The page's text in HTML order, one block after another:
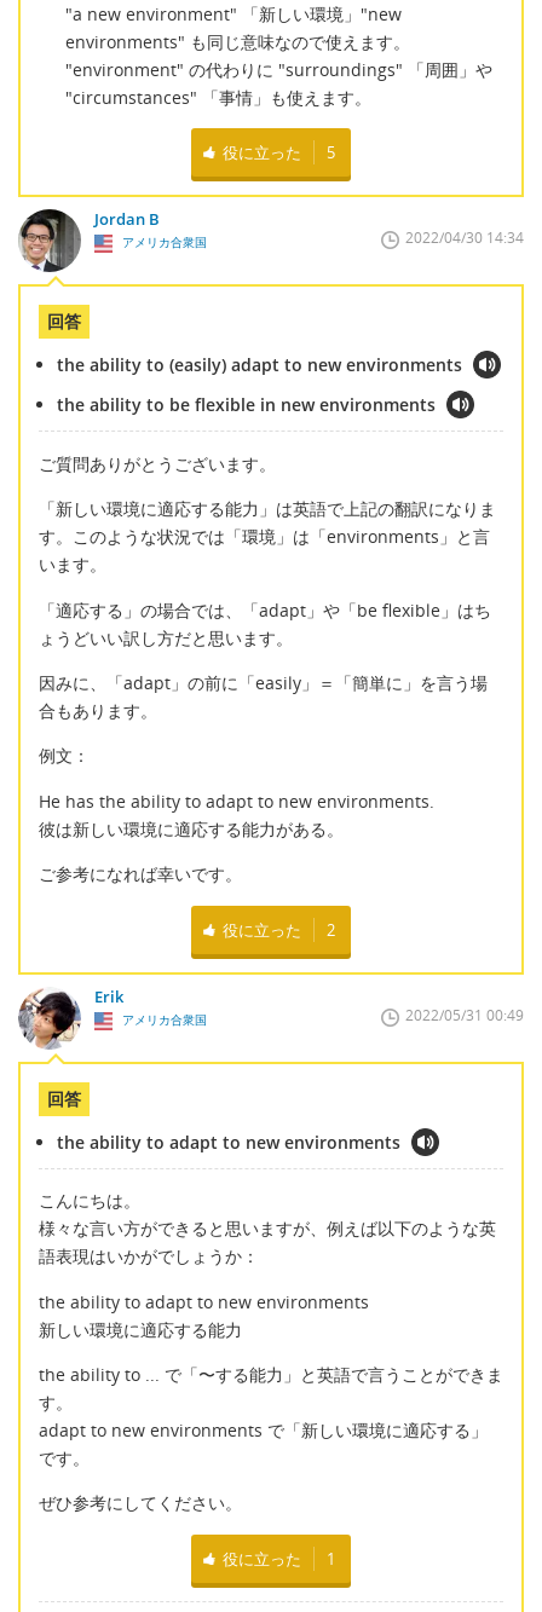
"a new environment" 「新しい環境」"new
environments" も同じ意味なので使えます。
"environment" の代わりに "surroundings" 「周囲」や
"circumstances" 「事情」も使えます。
役に立った 5
Jordan B
アメリカ合衆国 2022/04/30 14:34
回答
the ability to (easily) adapt to new environments
the ability to be flexible in new environments
ご質問ありがとうございます。
「新しい環境に適応する能力」は英語で上記の翻訳になりま
す。このような状況では「環境」は「environments」と言
います。
「適応する」の場合では、「adapt」や「be flexible」はち
ょうどいい訳し方だと思います。
因みに、「adapt」の前に「easily」＝「簡単に」を言う場
合もあります。
例文：
He has the ability to adapt to new environments.
彼は新しい環境に適応する能力がある。
ご参考になれば幸いです。
役に立った 2
Erik
アメリカ合衆国 2022/05/31 00:49
回答
the ability to adapt to new environments
こんにちは。
様々な言い方ができると思いますが、例えば以下のような英
語表現はいかがでしょうか：
the ability to adapt to new environments
新しい環境に適応する能力
the ability to ... で「〜する能力」と英語で言うことができま
す。
adapt to new environments で「新しい環境に適応する」
です。
ぜひ参考にしてください。
役に立った 1